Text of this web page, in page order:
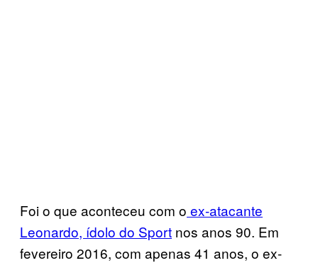
Foi o que aconteceu com o ex-atacante
Leonardo, ídolo do Sport nos anos 90. Em
fevereiro 2016, com apenas 41 anos, o ex-